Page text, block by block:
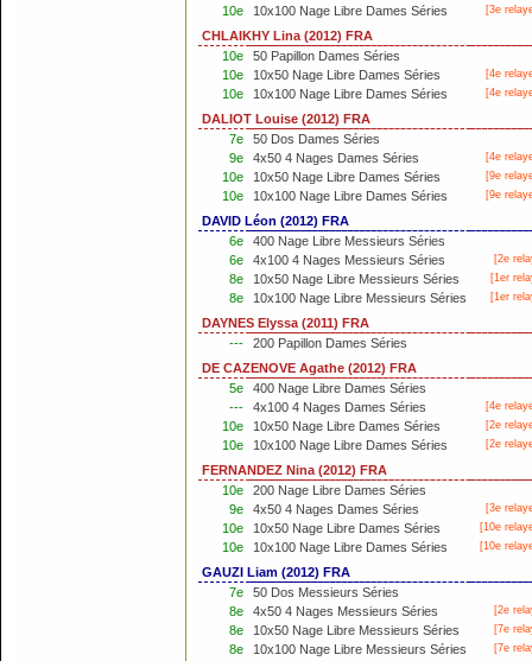
10e 10x100 Nage Libre Dames Séries [3e
CHLAIKHY Lina (2012) FRA
10e
50 Papillon Dames Séries
10e
10x50 Nage Libre Dames Séries [4e
10e 10x100 Nage Libre Dames Séries [4e
DALIOT Louise (2012) FRA
7e
50 Dos Dames Séries
9e
4x50 4 Nages Dames Séries [4e
10e 10x50 Nage Libre Dames Séries [9e
10e 10x100 Nage Libre Dames Séries [9e
DAVID Léon (2012) FRA
6e
400 Nage Libre Messieurs Séries
6e
4x100 4 Nages Messieurs Séries [2e
8e 10x50 Nage Libre Messieurs Séries [1er
8e 10x100 Nage Libre Messieurs Séries [1er
DAYNES Elyssa (2011) FRA
---
200 Papillon Dames Séries
DE CAZENOVE Agathe (2012) FRA
5e
400 Nage Libre Dames Séries
---
4x100 4 Nages Dames Séries [4e
10e 10x50 Nage Libre Dames Séries [2e
10e 10x100 Nage Libre Dames Séries [2e
FERNANDEZ Nina (2012) FRA
10e
200 Nage Libre Dames Séries
9e
4x50 4 Nages Dames Séries [3e
10e 10x50 Nage Libre Dames Séries [10e
10e 10x100 Nage Libre Dames Séries [10e
GAUZI Liam (2012) FRA
7e
50 Dos Messieurs Séries
8e
4x50 4 Nages Messieurs Séries [2e
8e 10x50 Nage Libre Messieurs Séries [7e
8e 10x100 Nage Libre Messieurs Séries [7e